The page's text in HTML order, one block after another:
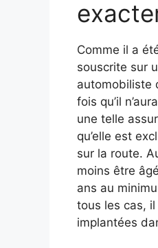
Comme il a
souscrite sur
automobiliste
fois qu’il
une telle
qu’elle est
sur la route.
moins être
ans au
tous les cas,
implantées